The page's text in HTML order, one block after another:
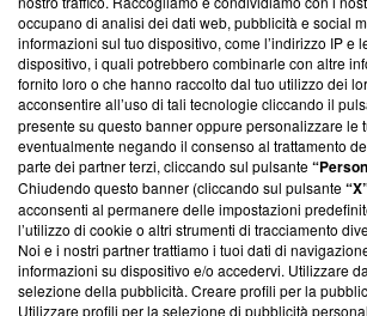
News, sui nostri processi editoriali e su
creare news di qualità. Inoltre, afferma la
‘Trust Project - News with Integrity’Blasting
ancora membro del programma, ma ha
parte; Trust Project non ha ancora
conformità agli standard.
Su di noi
Team editoriale
Corporate
Redazione
occupano di analisi dei dati web, pubblicità e social
informazioni sul tuo dispositivo, come l’indirizzo IP e
dispositivo, i quali potrebbero combinarle con altre
fornito loro o che hanno raccolto dal tuo utilizzo dei
acconsentire all’uso di tali tecnologie cliccando il
presente su questo banner oppure personalizzare le
eventualmente negando il consenso al trattamento
parte dei partner terzi, cliccando sul pulsante
Chiudendo questo banner (cliccando sul pulsante
acconsenti al permanere delle impostazioni
l’utilizzo di cookie o altri strumenti di tracciamento
Noi e i nostri partner trattiamo i tuoi dati di
informazioni su dispositivo e/o accedervi. Utilizzare
selezione della pubblicità. Creare profili per la
Utilizzare profili per la selezione di pubblicità